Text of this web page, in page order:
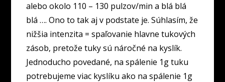
alebo okolo 110 – 130 pulzov/min a blá blá
blá …. Ono to tak aj v podstate je. Súhlasím, že
nižšia intenzita = spaľovanie hlavne tukových
zásob, pretože tuky sú náročné na kyslík.
Jednoducho povedané, na spálenie 1g tuku
potrebujeme viac kyslíku ako na spálenie 1g